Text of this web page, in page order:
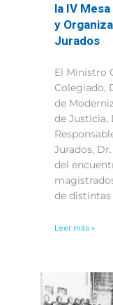
la IV
y
Jurados
El Ministro
Colegiado,
de
de Justicia,
Jurados,
del
de
Leer más »